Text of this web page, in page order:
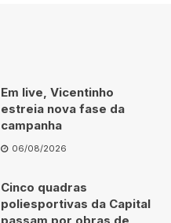
Em live, Vicentinho
estreia nova fase da
campanha
06/08/2026
Cinco quadras
poliesportivas da Capital
passam por obras de